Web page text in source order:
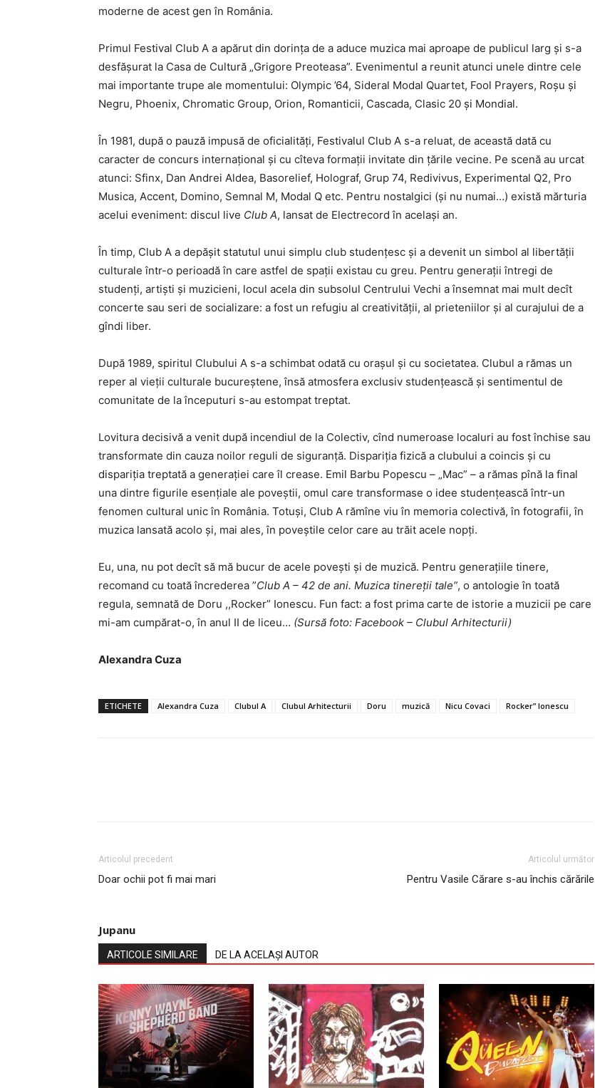
moderne de acest gen în România.
Primul Festival Club A a apărut din dorința de a aduce muzica mai aproape de publicul larg și s-a
desfășurat la Casa de Cultură „Grigore Preoteasa”. Evenimentul a reunit atunci unele dintre cele
mai importante trupe ale momentului: Olympic ’64, Sideral Modal Quartet, Fool Prayers, Roșu și
Negru, Phoenix, Chromatic Group, Orion, Romanticii, Cascada, Clasic 20 și Mondial.
În 1981, după o pauză impusă de oficialități, Festivalul Club A s-a reluat, de această dată cu
caracter de concurs internațional și cu cîteva formații invitate din țările vecine. Pe scenă au urcat
atunci: Sfinx, Dan Andrei Aldea, Basorelief, Holograf, Grup 74, Redivivus, Experimental Q2, Pro
Musica, Accent, Domino, Semnal M, Modal Q etc. Pentru nostalgici (și nu numai…) există mărturia
acelui eveniment: discul live Club A, lansat de Electrecord în același an.
În timp, Club A a depășit statutul unui simplu club studențesc și a devenit un simbol al libertății
culturale într-o perioadă în care astfel de spații existau cu greu. Pentru generații întregi de
studenți, artiști și muzicieni, locul acela din subsolul Centrului Vechi a însemnat mai mult decît
concerte sau seri de socializare: a fost un refugiu al creativității, al prieteniilor și al curajului de a
gîndi liber.
După 1989, spiritul Clubului A s-a schimbat odată cu orașul și cu societatea. Clubul a rămas un
reper al vieții culturale bucureștene, însă atmosfera exclusiv studențească și sentimentul de
comunitate de la începuturi s-au estompat treptat.
Lovitura decisivă a venit după incendiul de la Colectiv, cînd numeroase localuri au fost închise sau
transformate din cauza noilor reguli de siguranță. Dispariția fizică a clubului a coincis și cu
dispariția treptată a generației care îl crease. Emil Barbu Popescu – „Mac” – a rămas pînă la final
una dintre figurile esențiale ale poveștii, omul care transformase o idee studențească într-un
fenomen cultural unic în România. Totuși, Club A rămîne viu în memoria colectivă, în fotografii, în
muzica lansată acolo și, mai ales, în poveștile celor care au trăit acele nopți.
Eu, una, nu pot decît să mă bucur de acele povești și de muzică. Pentru generațiile tinere,
recomand cu toată încrederea ”Club A – 42 de ani. Muzica tinereții tale”, o antologie în toată
regula, semnată de Doru ,,Rocker” Ionescu. Fun fact: a fost prima carte de istorie a muzicii pe care
mi-am cumpărat-o, în anul II de liceu… (Sursă foto: Facebook – Clubul Arhitecturii)
Alexandra Cuza
ETICHETE Alexandra Cuza Clubul A Clubul Arhitecturii Doru muzică Nicu Covaci Rocker” Ionescu
Articolul precedent
Doar ochii pot fi mai mari
Articolul următor
Pentru Vasile Cărare s-au închis cărările
Jupanu
ARTICOLE SIMILARE DE LA ACELAȘI AUTOR